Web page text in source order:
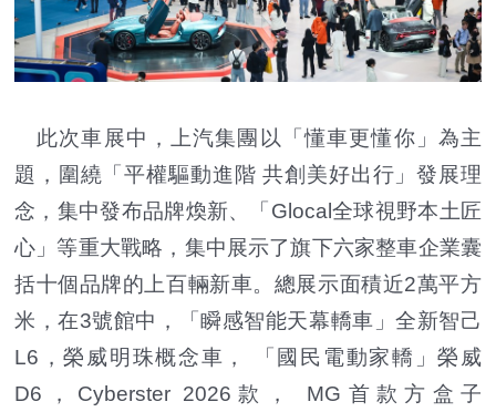
此次車展中，上汽集團以「懂車更懂你」為主
題，圍繞「平權驅動進階 共創美好出行」發展理
念，集中發布品牌煥新、「Glocal全球視野本土匠
心」等重大戰略，集中展示了旗下六家整車企業囊
括十個品牌的上百輛新車。總展示面積近2萬平方
米，在3號館中，「瞬感智能天幕轎車」全新智己
L6，榮威明珠概念車， 「國民電動家轎」榮威
D6，Cyberster 2026款， MG首款方盒子